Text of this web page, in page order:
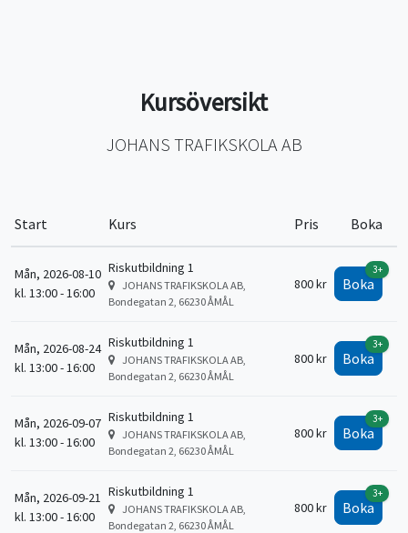
Kursöversikt
JOHANS TRAFIKSKOLA AB
Start Kurs Pris Boka
Mån, 2026-08-10
kl. 13:00 - 16:00
Riskutbildning 1
JOHANS TRAFIKSKOLA AB,
Bondegatan 2, 66230 ÅMÅL
800 kr Boka
3+
Mån, 2026-08-24
kl. 13:00 - 16:00
Riskutbildning 1
JOHANS TRAFIKSKOLA AB,
Bondegatan 2, 66230 ÅMÅL
800 kr Boka
3+
Mån, 2026-09-07
kl. 13:00 - 16:00
Riskutbildning 1
JOHANS TRAFIKSKOLA AB,
Bondegatan 2, 66230 ÅMÅL
800 kr Boka
3+
Mån, 2026-09-21
kl. 13:00 - 16:00
Riskutbildning 1
JOHANS TRAFIKSKOLA AB,
Bondegatan 2, 66230 ÅMÅL
800 kr Boka
3+